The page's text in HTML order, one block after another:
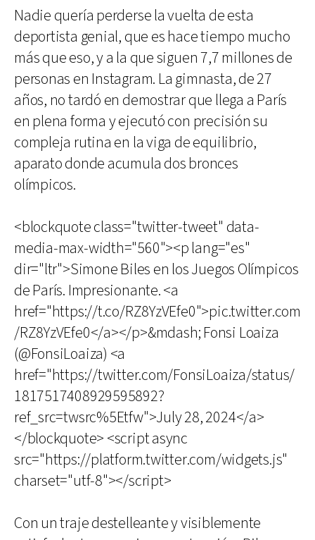
Nadie quería perderse la vuelta de esta
deportista genial, que es hace tiempo mucho
más que eso, y a la que siguen 7,7 millones de
personas en Instagram. La gimnasta, de 27
años, no tardó en demostrar que llega a París
en plena forma y ejecutó con precisión su
compleja rutina en la viga de equilibrio,
aparato donde acumula dos bronces
olímpicos.
<blockquote class="twitter-tweet" data-
media-max-width="560"><p lang="es"
dir="ltr">Simone Biles en los Juegos Olímpicos
de París. Impresionante. <a
href="https://t.co/RZ8YzVEfe0">pic.twitter.com
/RZ8YzVEfe0</a></p>&mdash; Fonsi Loaiza
(@FonsiLoaiza) <a
href="https://twitter.com/FonsiLoaiza/status/
1817517408929595892?
ref_src=twsrc%5Etfw">July 28, 2024</a>
</blockquote> <script async
src="https://platform.twitter.com/widgets.js"
charset="utf-8"></script>
Con un traje destelleante y visiblemente